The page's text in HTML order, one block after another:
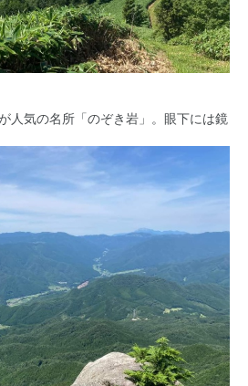
人気の名所「のぞき岩」。眼下には鏡